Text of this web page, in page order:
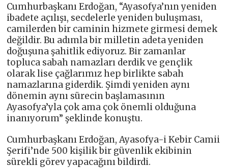
Cumhurbaşkanı Erdoğan, “Ayasofya’nın yeniden
ibadete açılışı, secdelerle yeniden buluşması,
camilerden bir caminin hizmete girmesi demek
değildir. Bu adımla bir milletin adeta yeniden
doğuşuna şahitlik ediyoruz. Bir zamanlar
topluca sabah namazları derdik ve gençlik
olarak lise çağlarımız hep birlikte sabah
namazlarına giderdik. Şimdi yeniden aynı
dönemin aynı sürecin başlamasının
Ayasofya’yla çok ama çok önemli olduğuna
inanıyorum” şeklinde konuştu.
Cumhurbaşkanı Erdoğan, Ayasofya-i Kebir Camii
Şerifi’nde 500 kişilik bir güvenlik ekibinin
sürekli görev yapacağını bildirdi.